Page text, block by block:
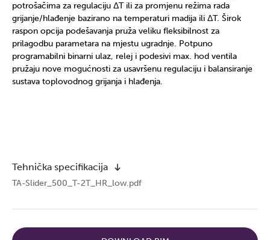
potrošačima za regulaciju ΔT ili za promjenu režima rada
grijanje/hlađenje bazirano na temperaturi madija ili ΔT. Širok
raspon opcija podešavanja pruža veliku fleksibilnost za
prilagodbu parametara na mjestu ugradnje. Potpuno
programabilni binarni ulaz, relej i podesivi max. hod ventila
pružaju nove mogućnosti za usavršenu regulaciju i balansiranje
sustava toplovodnog grijanja i hlađenja.
Tehnička specifikacija
TA-Slider_500_T-2T_HR_low.pdf